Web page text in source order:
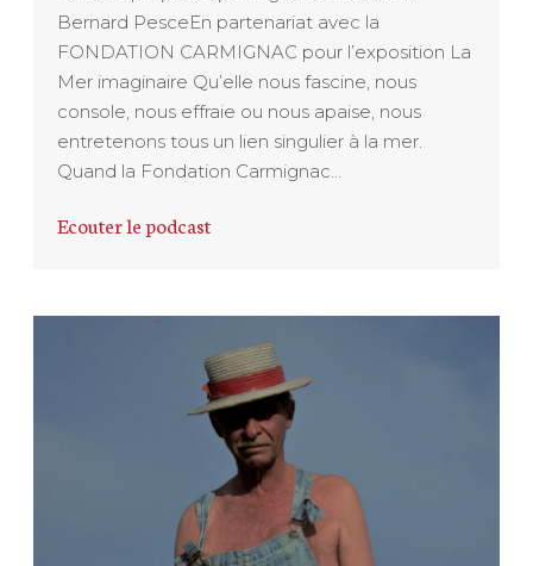
Bernard PesceEn partenariat avec la
FONDATION CARMIGNAC pour l’exposition La
Mer imaginaire Qu’elle nous fascine, nous
console, nous effraie ou nous apaise, nous
entretenons tous un lien singulier à la mer.
Quand la Fondation Carmignac…
Ecouter le podcast